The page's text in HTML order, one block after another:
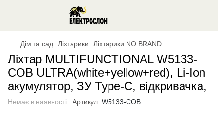
Дім та сад Ліхтарики Ліхтарики NO BRAND
Ліхтар MULTIFUNCTIONAL W5133-
COB ULTRA(white+yellow+red), Li-Ion
акумулятор, ЗУ Type-C, відкривачка,
Немає в наявності Артикул: W5133-COB